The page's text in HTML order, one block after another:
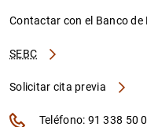
Contactar con el Banco de
SEBC
Solicitar cita previa
Teléfono: 91 338 50